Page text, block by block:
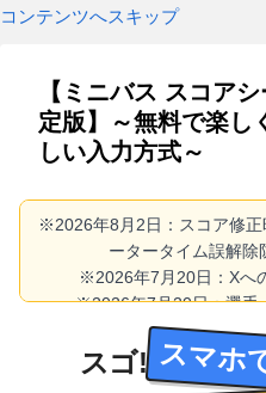
コンテンツへスキップ
【ミニバス スコア
定版】～無料で楽し
しい入力方式～
※2026年8月2日：スコア修正
ータータイム誤解除
※2026年7月20日：Xへ
※2026年7月20日：選手
※2026年7月13日：選手番号
※2026年7月12日：ス
スゴ! スマホ